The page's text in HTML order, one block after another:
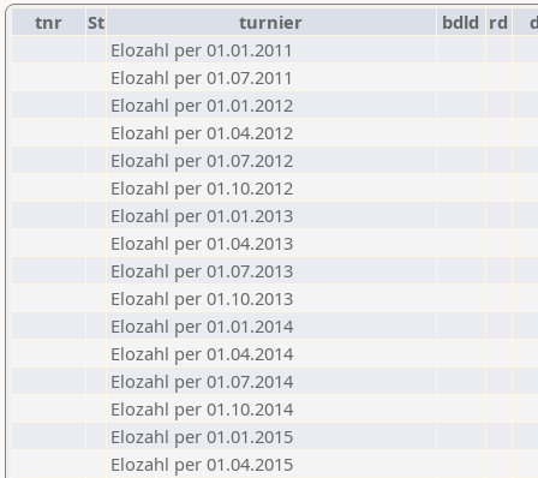
tnr St turnier bdld rd
Elozahl per 01.01.2011
Elozahl per 01.07.2011
Elozahl per 01.01.2012
Elozahl per 01.04.2012
Elozahl per 01.07.2012
Elozahl per 01.10.2012
Elozahl per 01.01.2013
Elozahl per 01.04.2013
Elozahl per 01.07.2013
Elozahl per 01.10.2013
Elozahl per 01.01.2014
Elozahl per 01.04.2014
Elozahl per 01.07.2014
Elozahl per 01.10.2014
Elozahl per 01.01.2015
Elozahl per 01.04.2015